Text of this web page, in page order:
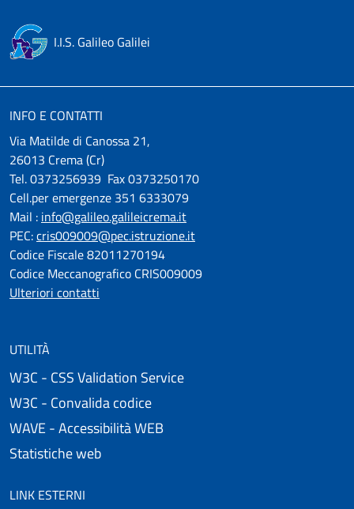
I.I.S. Galileo Galilei
INFO E CONTATTI
Via Matilde di Canossa 21,
26013 Crema (Cr)
Tel. 0373256939 Fax 0373250170
Cell.per emergenze 351 6333079
Mail : info@galileo.galileicrema.it
PEC:cris009009@pec.istruzione.it
Codice Fiscale 82011270194
Codice Meccanografico CRIS009009
Ulteriori contatti
UTILITÀ
W3C - CSS Validation Service
W3C - Convalida codice
WAVE - Accessibilità WEB
Statistiche web
LINK ESTERNI